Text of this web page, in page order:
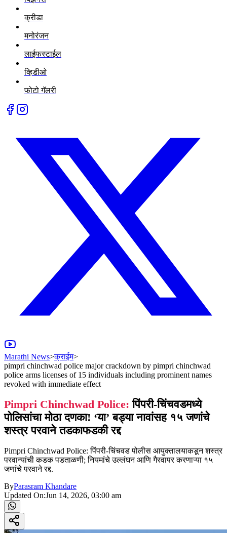
क्रीडा
मनोरंजन
लाईफस्टाईल
व्हिडीओ
फोटो गॅलरी
Marathi News>क्राईम>
pimpri chinchwad police major crackdown by pimpri chinchwad
police arms licenses of 15 individuals including prominent names
revoked with immediate effect
Pimpri Chinchwad Police: पिंपरी-चिंचवडमध्ये
पोलिसांचा मोठा दणका! ‘या’ बड्या नावांसह १५ जणांचे
शस्त्र परवाने तडकाफडकी रद्द
Pimpri Chinchwad Police: पिंपरी-चिंचवड पोलीस आयुक्तालयाकडून शस्त्र
परवान्यांची कडक पडताळणी; नियमांचे उल्लंघन आणि गैरवापर करणाऱ्या १५
जणांचे परवाने रद्द.
ByParasram Khandare
Updated On:Jun 14, 2026, 03:00 am